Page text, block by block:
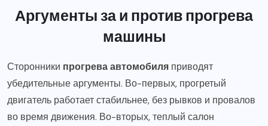
Аргументы за и против прогрева
машины
Сторонники прогрева автомобиля приводят
убедительные аргументы. Во-первых, прогретый
двигатель работает стабильнее, без рывков и провалов
во время движения. Во-вторых, теплый салон